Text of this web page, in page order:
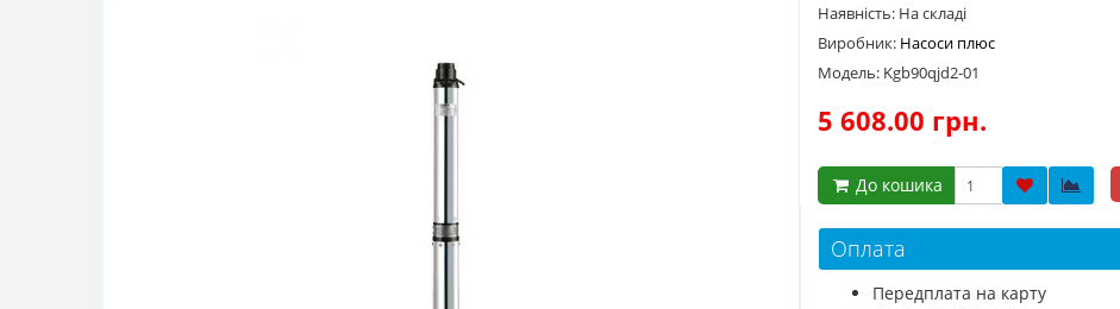
Наявність: На складі
Виробник: Насоси плюс
Модель: Kgb90qjd2-01
5 608.00 грн.
До кошика
Оплата
Передплата на карту